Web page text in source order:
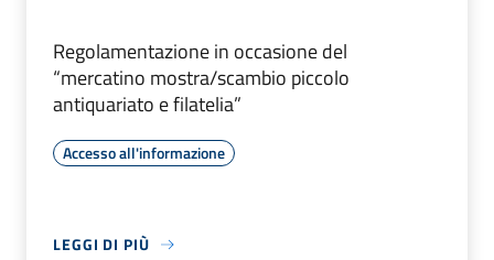
Regolamentazione in occasione del
“mercatino mostra/scambio piccolo
antiquariato e filatelia”
Accesso all'informazione
LEGGI DI PIÙ